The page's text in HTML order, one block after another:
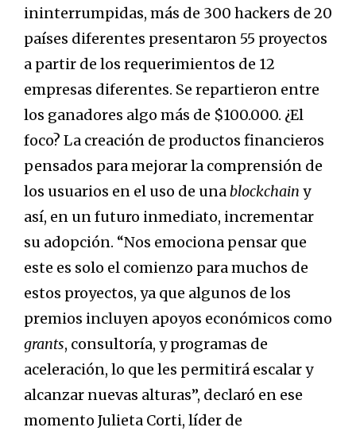
ininterrumpidas, más de 300 hackers de 20
países diferentes presentaron 55 proyectos
a partir de los requerimientos de 12
empresas diferentes. Se repartieron entre
los ganadores algo más de $100.000. ¿El
foco? La creación de productos financieros
pensados para mejorar la comprensión de
los usuarios en el uso de unablockchain y
así, en un futuro inmediato, incrementar
su adopción. “Nos emociona pensar que
este es solo el comienzo para muchos de
estos proyectos, ya que algunos de los
premios incluyen apoyos económicos como
grants, consultoría, y programas de
aceleración, lo que les permitirá escalar y
alcanzar nuevas alturas”, declaró en ese
momento Julieta Corti, líder de